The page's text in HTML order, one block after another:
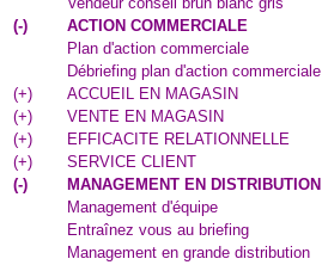
(-)
ACTION COMMERCIALE
Plan d'action commerciale
Débriefing plan d'action commerciale
(+)
ACCUEIL EN MAGASIN
(+)
VENTE EN MAGASIN
(+)
EFFICACITE RELATIONNELLE
(+)
SERVICE CLIENT
(-)
MANAGEMENT EN DISTRIBUTION
Management d'équipe
Entraînez vous au briefing
Management en grande distribution